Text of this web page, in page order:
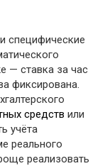
специфические
— ставка за час
фиксирована.
средств или
учёта
реального
реализовать